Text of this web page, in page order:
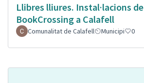
Llibres lliures. Instal·lacions de
BookCrossing a Calafell
Comunalitat de Calafell Municipi 0